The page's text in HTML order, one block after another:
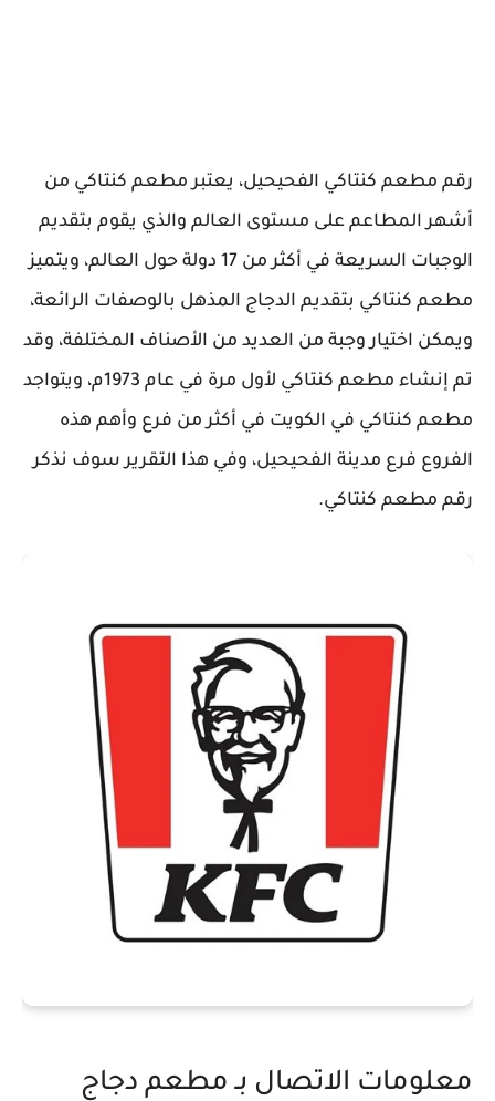
رقم مطعم كنتاكي الفحيحيل، يعتبر مطعم كنتاكي من
أشهر المطاعم على مستوى العالم والذي يقوم بتقديم
الوجبات السريعة في أكثر من 17 دولة حول العالم، ويتميز
مطعم كنتاكي بتقديم الدجاج المذهل بالوصفات الرائعة،
ويمكن اختيار وجبة من العديد من الأصناف المختلفة، وقد
تم إنشاء مطعم كنتاكي لأول مرة في عام 1973م، ويتواجد
مطعم كنتاكي في الكويت في أكثر من فرع وأهم هذه
الفروع فرع مدينة الفحيحيل، وفي هذا التقرير سوف نذكر
رقم مطعم كنتاكي.
معلومات الاتصال بـ مطعم دجاج